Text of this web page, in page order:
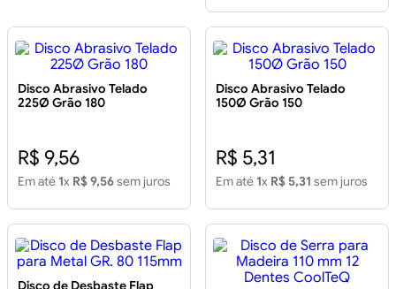
Disco Abrasivo Telado
225Ø Grão 180
R$ 9,56
Em até 1x R$ 9,56sem juros
Disco Abrasivo Telado
150Ø Grão 150
R$ 5,31
Em até 1x R$ 5,31 sem juros